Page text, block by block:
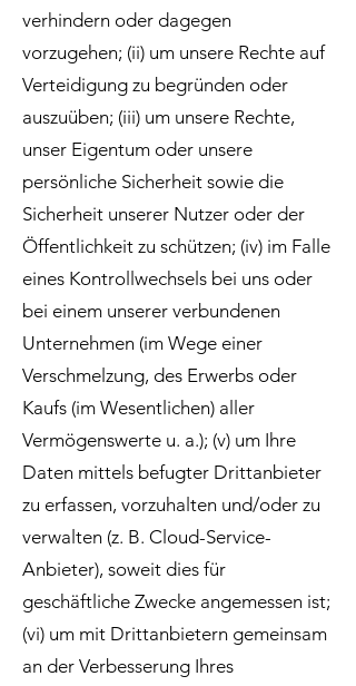
verhindern oder dagegen
vorzugehen; (ii) um unsere Rechte auf
Verteidigung zu begründen oder
auszuüben; (iii) um unsere Rechte,
unser Eigentum oder unsere
persönliche Sicherheit sowie die
Sicherheit unserer Nutzer oder der
Öffentlichkeit zu schützen; (iv) im Falle
eines Kontrollwechsels bei uns oder
bei einem unserer verbundenen
Unternehmen (im Wege einer
Verschmelzung, des Erwerbs oder
Kaufs (im Wesentlichen) aller
Vermögenswerte u. a.); (v) um Ihre
Daten mittels befugter Drittanbieter
zu erfassen, vorzuhalten und/oder zu
verwalten (z. B. Cloud-Service-
Anbieter), soweit dies für
geschäftliche Zwecke angemessen ist;
(vi) um mit Drittanbietern gemeinsam
an der Verbesserung Ihres